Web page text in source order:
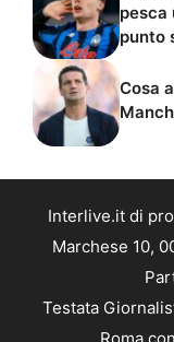
pesca
punto
Cosa
Interlive.it di
Marchese 10,
Testata